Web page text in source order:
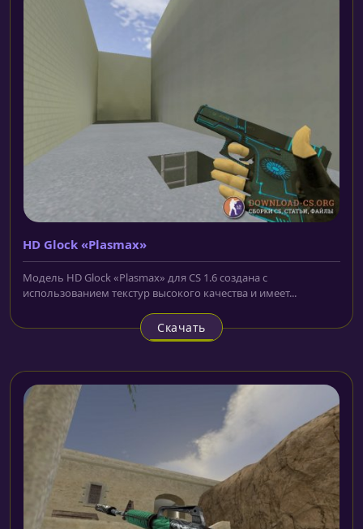
HD Glock «Plasmax»
Модель HD Glock «Plasmax» для CS 1.6 создана с
использованием текстур высокого качества и имеет...
Скачать